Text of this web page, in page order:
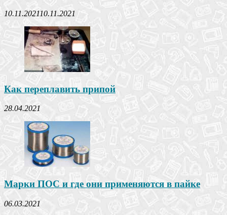
10.11.202110.11.2021
Как переплавить припой
28.04.2021
Марки ПОС и где они применяются в пайке
06.03.2021